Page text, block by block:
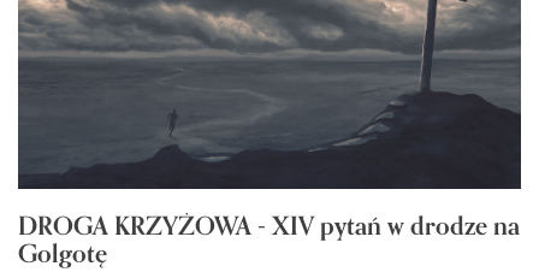
DROGA KRZYŻOWA - XIV pytań w drodze na
Golgotę